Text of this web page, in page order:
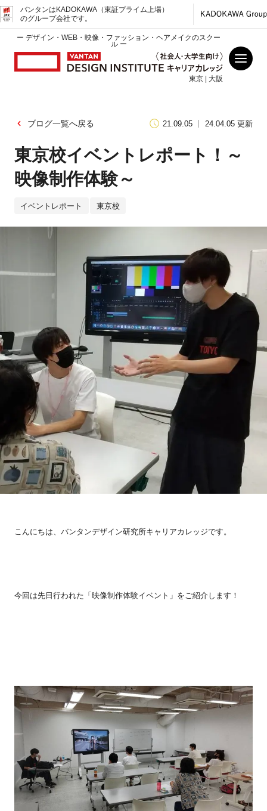
バンタンはKADOKAWA（東証プライム上場）
のグループ会社です。
ー デザイン・WEB・映像・ファッション・ヘアメイクのスクー
ル ー
東京 | 大阪
ブログ一覧へ戻る 21.09.05 24.04.05 更新
東京校イベントレポート！～
映像制作体験～
イベントレポート 東京校
こんにちは、バンタンデザイン研究所キャリアカレッジです。
今回は先日行われた「映像制作体験イベント」をご紹介します！